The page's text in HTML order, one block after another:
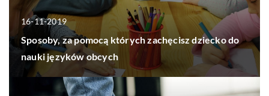
16-11-2019
Sposoby, za pomocą których zachęcisz dziecko do
nauki języków obcych